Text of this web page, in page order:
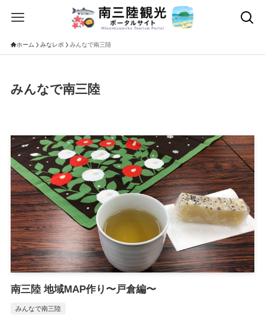
ホーム みなレポ みんなで南三陸
みんなで南三陸
南三陸 地域MAP作り〜戸倉編〜
みんなで南三陸